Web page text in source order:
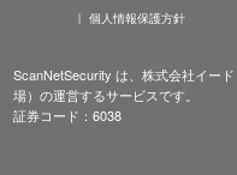
個人情報保護方針
ScanNetSecurity は、株式会社イー
場）の運営するサービスです。
証券コード：6038